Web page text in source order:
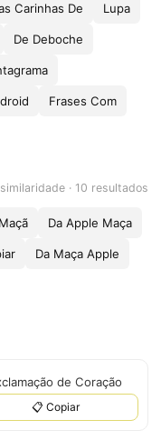
Carinhas De Lupa
De Deboche
Frases Com
· 10 resultados
Da Apple Maça
Da Maça Apple
de Coração
📋 Copiar